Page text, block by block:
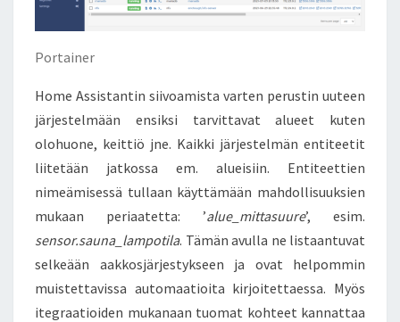
Portainer
Home Assistantin siivoamista varten perustin uuteen
järjestelmään ensiksi tarvittavat alueet kuten
olohuone, keittiö jne. Kaikki järjestelmän entiteetit
liitetään jatkossa em. alueisiin. Entiteettien
nimeämisessä tullaan käyttämään mahdollisuuksien
mukaan periaatetta: ’alue_mittasuure’, esim.
sensor.sauna_lampotila. Tämän avulla ne listaantuvat
selkeään aakkosjärjestykseen ja ovat helpommin
muistettavissa automaatioita kirjoitettaessa. Myös
itegraatioiden mukanaan tuomat kohteet kannattaa